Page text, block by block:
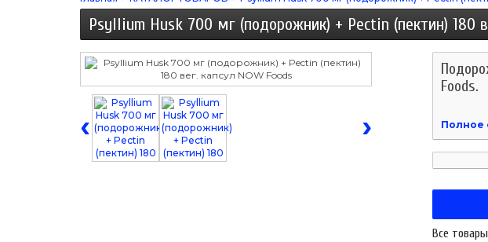
Psyllium Husk 700 мг (подорожник) + Pectin (пектин) 180
‹ ›
Foods.
Полное
Все товары